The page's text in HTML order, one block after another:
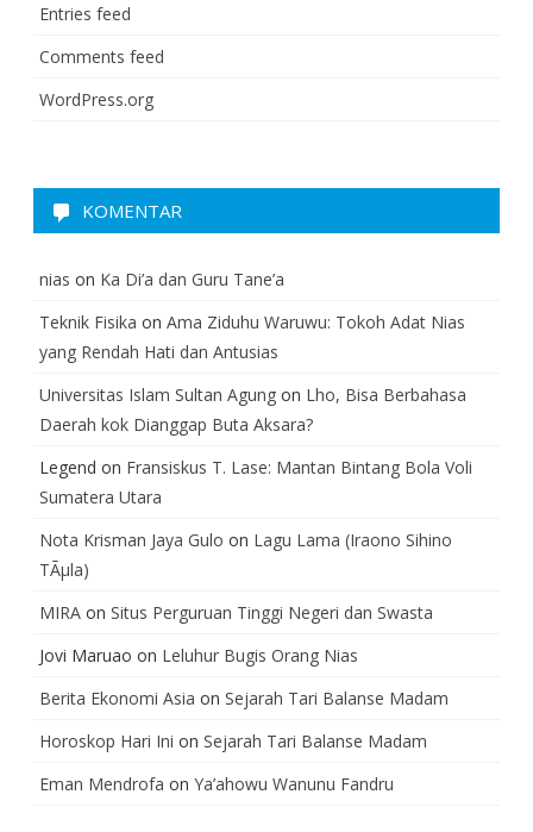
Entries feed
Comments feed
WordPress.org
KOMENTAR
nias on Ka Di’a dan Guru Tane’a
Teknik Fisika on Ama Ziduhu Waruwu: Tokoh Adat Nias
yang Rendah Hati dan Antusias
Universitas Islam Sultan Agung on Lho, Bisa Berbahasa
Daerah kok Dianggap Buta Aksara?
Legend on Fransiskus T. Lase: Mantan Bintang Bola Voli
Sumatera Utara
Nota Krisman Jaya Gulo on Lagu Lama (Iraono Sihino
TÃµla)
MIRA on Situs Perguruan Tinggi Negeri dan Swasta
Jovi Maruao on Leluhur Bugis Orang Nias
Berita Ekonomi Asia on Sejarah Tari Balanse Madam
Horoskop Hari Ini on Sejarah Tari Balanse Madam
Eman Mendrofa on Ya’ahowu Wanunu Fandru